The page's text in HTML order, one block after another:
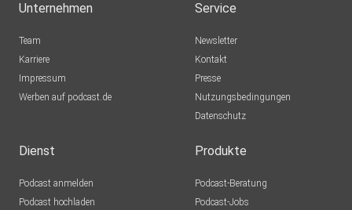
Unternehmen
Team
Karriere
Impressum
Werben auf podcast.de
Service
Newsletter
Kontakt
Presse
Nutzungsbedingungen
Datenschutz
Dienst
Podcast anmelden
Podcast hochladen
Produkte
Podcast-Beratung
Podcast-Jobs